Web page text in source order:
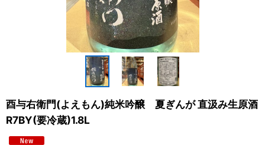
酉与右衛門(よえもん)純米吟醸 夏ぎんが 直汲み生原酒
R7BY(要冷蔵)1.8L